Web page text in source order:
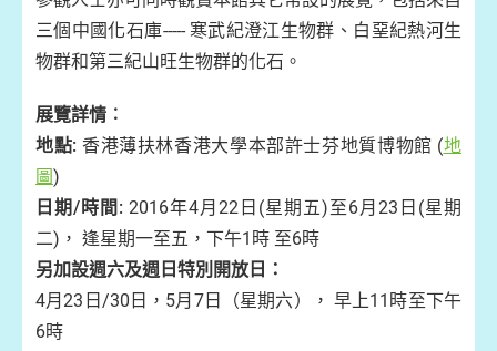
三個中國化石庫----- 寒武紀澄江生物群、白堊紀熱河生
物群和第三紀山旺生物群的化石。
展覽詳情︰
地點: 香港薄扶林香港大學本部許士芬地質博物館 (地
圖)
日期/時間: 2016年4月22日(星期五)至6月23日(星期
二)， 逢星期一至五，下午1時 至6時
另加設週六及週日特別開放日：
4月23日/30日，5月7日（星期六）， 早上11時至下午
6時